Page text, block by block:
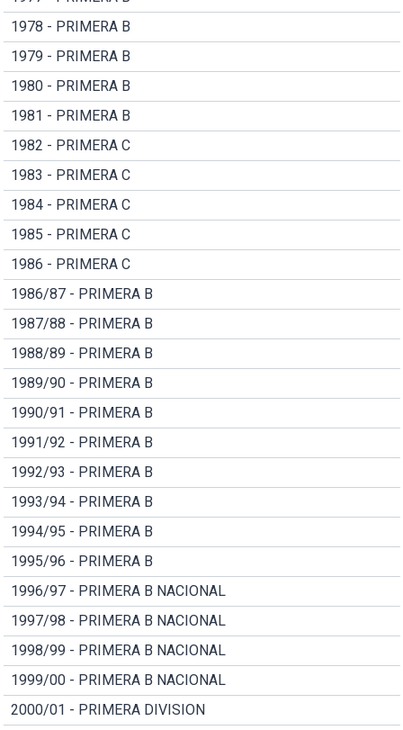
1978 - PRIMERA B
1979 - PRIMERA B
1980 - PRIMERA B
1981 - PRIMERA B
1982 - PRIMERA C
1983 - PRIMERA C
1984 - PRIMERA C
1985 - PRIMERA C
1986 - PRIMERA C
1986/87 - PRIMERA B
1987/88 - PRIMERA B
1988/89 - PRIMERA B
1989/90 - PRIMERA B
1990/91 - PRIMERA B
1991/92 - PRIMERA B
1992/93 - PRIMERA B
1993/94 - PRIMERA B
1994/95 - PRIMERA B
1995/96 - PRIMERA B
1996/97 - PRIMERA B NACIONAL
1997/98 - PRIMERA B NACIONAL
1998/99 - PRIMERA B NACIONAL
1999/00 - PRIMERA B NACIONAL
2000/01 - PRIMERA DIVISION